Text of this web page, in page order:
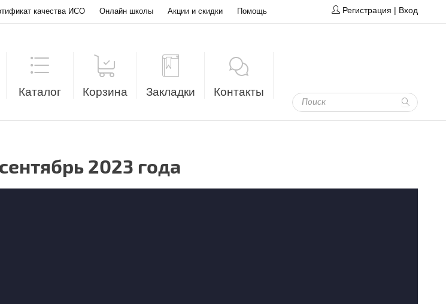
качества ИСО Онлайн школы Акции и скидки Помощь Регистрация | Вход
Каталог Корзина Закладки Контакты
2023 года